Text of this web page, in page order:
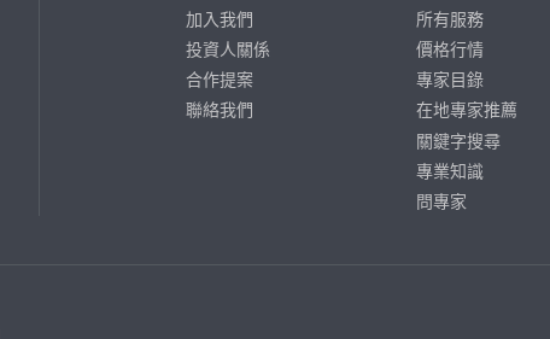
加入我們
投資人關係
合作提案
聯絡我們
所有服務
價格行情
專家目錄
在地專家推薦
關鍵字搜尋
專業知識
問專家